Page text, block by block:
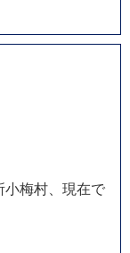
梅村、現在で